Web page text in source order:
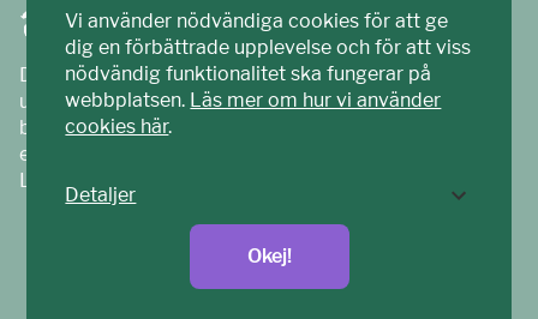
Ditt ECPAT har tagits fram tillsammans med barn och
unga. Vi är en del av ECPAT Sverige – en
barnrättsorganisation som arbetar mot sexuell
exploatering av barn.
Läs mer på
Vi använder nödvändiga cookies för att ge
dig en förbättrade upplevelse och för att viss
nödvändig funktionalitet ska fungerar på
webbplatsen. Läs mer om hur vi använder
cookies här.
Detaljer
Okej!